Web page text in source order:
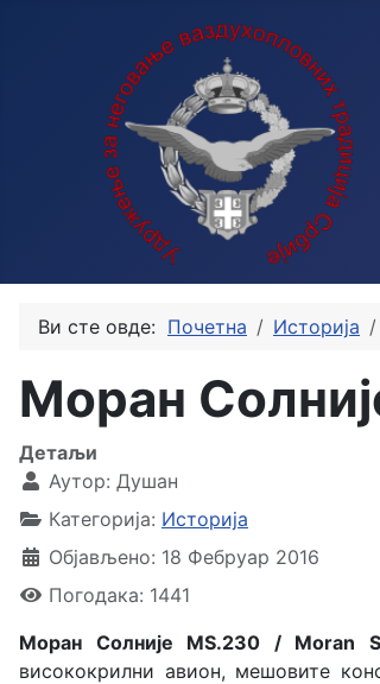
Ви сте овде: Почетна Историја
Моран
Детаљи
Аутор: Душан
Категорија: Историја
Објављено: 18 Фебруар 2016
Погодака: 1441
Моран Солније MS.230 / Moran
висококрилни авион, мешовите